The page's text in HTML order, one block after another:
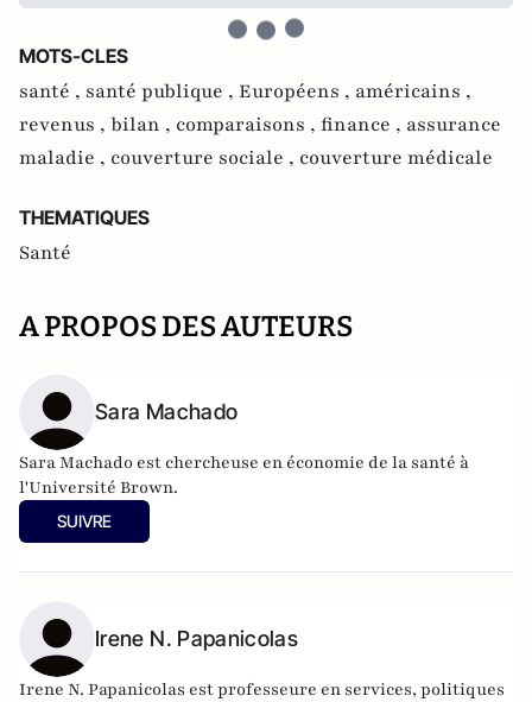
MOTS-CLES
santé , santé publique , Européens , américains ,
revenus , bilan , comparaisons , finance , assurance
maladie , couverture sociale , couverture médicale
THEMATIQUES
Santé
A PROPOS DES AUTEURS
Sara Machado
Sara Machado est chercheuse en économie de la santé à
l'Université Brown.
SUIVRE
Irene N. Papanicolas
Irene N. Papanicolas est professeure en services, politiques